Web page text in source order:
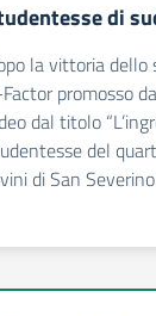
di
la vittoria dello
promosso
dal titolo
del
di San